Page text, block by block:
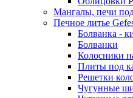
Мангалы, печи
Печное литье
Болванка -
Болванки
Колосники
Плиты под
Решетки
Чугунные